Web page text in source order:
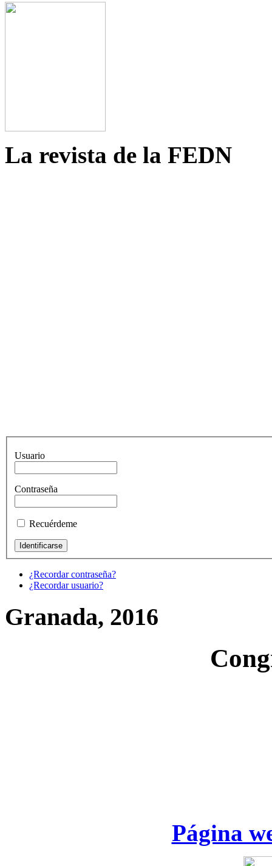
La revista de la FEDN
Usuario
Contraseña
Recuérdeme
¿Recordar contraseña?
¿Recordar usuario?
Granada, 2016
Página